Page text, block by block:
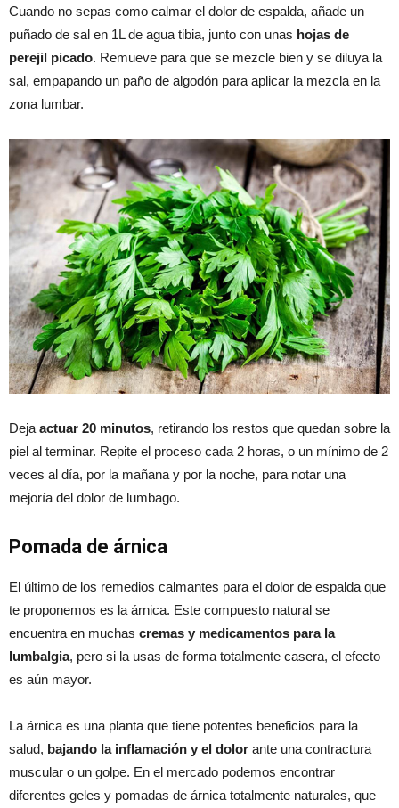
Cuando no sepas como calmar el dolor de espalda, añade un
puñado de sal en 1L de agua tibia, junto con unas hojas de
perejil picado. Remueve para que se mezcle bien y se diluya la
sal, empapando un paño de algodón para aplicar la mezcla en la
zona lumbar.
Deja actuar 20 minutos, retirando los restos que quedan sobre la
piel al terminar. Repite el proceso cada 2 horas, o un mínimo de 2
veces al día, por la mañana y por la noche, para notar una
mejoría del dolor de lumbago.
Pomada de árnica
El último de los remedios calmantes para el dolor de espalda que
te proponemos es la árnica. Este compuesto natural se
encuentra en muchas cremas y medicamentos para la
lumbalgia, pero si la usas de forma totalmente casera, el efecto
es aún mayor.
La árnica es una planta que tiene potentes beneficios para la
salud, bajando la inflamación y el dolor ante una contractura
muscular o un golpe. En el mercado podemos encontrar
diferentes geles y pomadas de árnica totalmente naturales, que